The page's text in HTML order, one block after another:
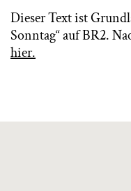
Dieser Text ist
Sonntag“ auf BR2.
hier.